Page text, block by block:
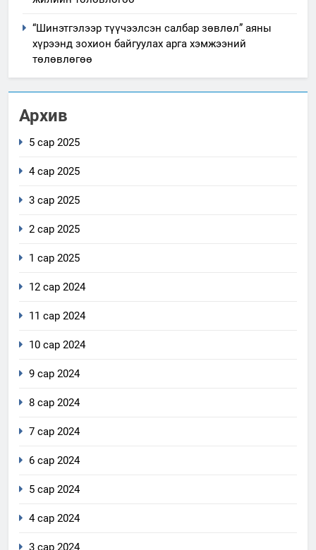
“Шинэтгэлээр түүчээлсэн салбар зөвлөл” аяны
хүрээнд зохион байгуулах арга хэмжээний
төлөвлөгөө
Архив
5 сар 2025
4 сар 2025
3 сар 2025
2 сар 2025
1 сар 2025
12 сар 2024
11 сар 2024
10 сар 2024
9 сар 2024
8 сар 2024
7 сар 2024
6 сар 2024
5 сар 2024
4 сар 2024